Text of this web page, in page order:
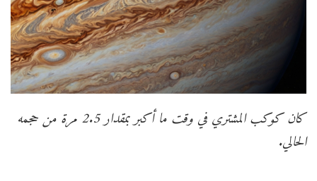
كان كوكب المشتري في وقت ما أكبر بمقدار 2.5 مرة من حجمه
الحالي.